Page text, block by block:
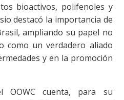
bioactivos, polifenoles y
destacó la importancia de
ampliando su papel no
como un verdadero aliado
y en la promoción
OOWC cuenta, para su